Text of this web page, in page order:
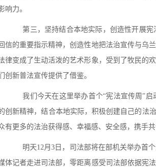
响力。
第三，坚持结合本地实际，创造性开展宪
回信的重要指示精神，创造性地把法治宣传与乌
律变成了生动活泼的艺术形象，受到了牧民的
创新普法宣传提供了借鉴。
我们今天在这里举办首个“宪法宣传周”启
创新精神，结合本地实际，积极创建自己的法
有更多的法治获得感、幸福感、安全感，携手
明天12月3日，司法部将在部机关举办首个
体记者走进司法部，零距离感受司法部依据宪